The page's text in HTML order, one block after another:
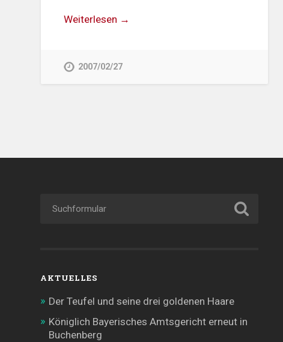
Weiterlesen →
2007/02/27
AKTUELLES
Der Teufel und seine drei goldenen Haare
Königlich Bayerisches Amtsgericht erneut in
Buchenberg